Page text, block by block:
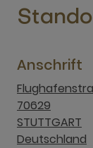
Anschrift
70629
STUTTGART
Deutschland